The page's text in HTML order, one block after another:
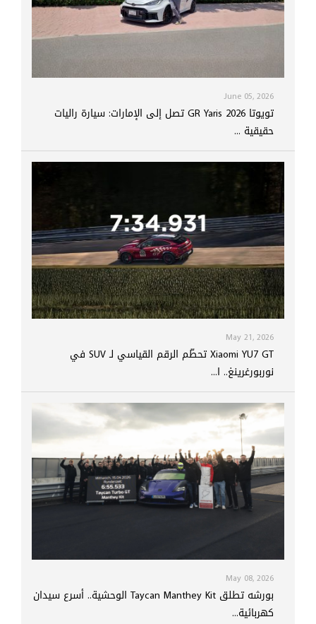
June 05, 2026
تويوتا GR Yaris 2026 تصل إلى الإمارات: سيارة راليات
حقيقية ...
May 21, 2026
Xiaomi YU7 GT تحطّم الرقم القياسي لـ SUV في
نوربورغرينغ.. ا...
May 08, 2026
بورشه تطلق Taycan Manthey Kit الوحشية.. أسرع سيدان
كهربائية...